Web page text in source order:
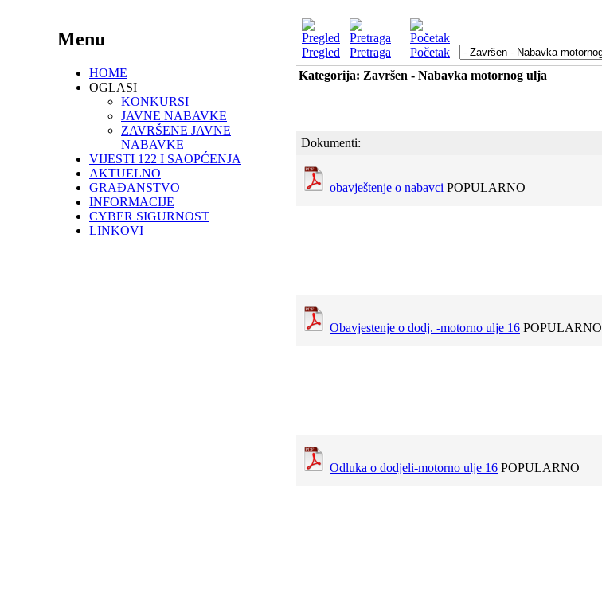
Pregled Pretraga
Početak
Kategorija: Završen - Nabavka motornog ulja
Dokumenti:
obavještenje o nabavci POPULARNO
Obavjestenje o dodj. -motorno ulje 16 POPULARNO
Odluka o dodjeli-motorno ulje 16 POPULARNO
Menu
HOME
OGLASI
KONKURSI
JAVNE NABAVKE
ZAVRŠENE JAVNE
NABAVKE
VIJESTI 122 I SAOPĆENJA
AKTUELNO
GRAĐANSTVO
INFORMACIJE
CYBER SIGURNOST
LINKOVI